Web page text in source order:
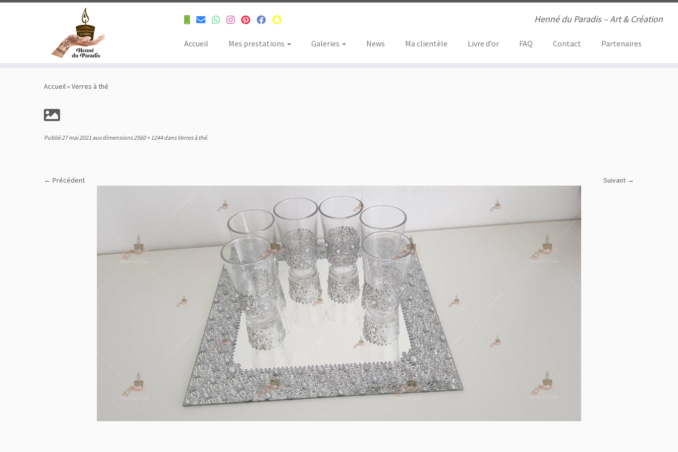
Henné du Paradis – Art & Création
Accueil Mes prestations Galeries News Ma clientèle Livre d’or FAQ Contact Partenaires
Accueil» Verres à thé
Publié27 mai 2021 aux dimensions2560 × 1244dansVerres à thé.
← Précédent Suivant →